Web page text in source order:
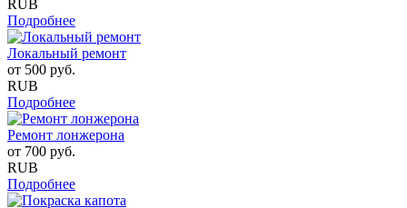
RUB
Подробнее
Локальный ремонт
от 500 руб.
RUB
Подробнее
Ремонт лонжерона
от 700 руб.
RUB
Подробнее